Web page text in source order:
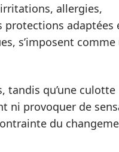
allergies,
adaptées
s’imposent comme
tandis qu’une culotte
ni provoquer de
du